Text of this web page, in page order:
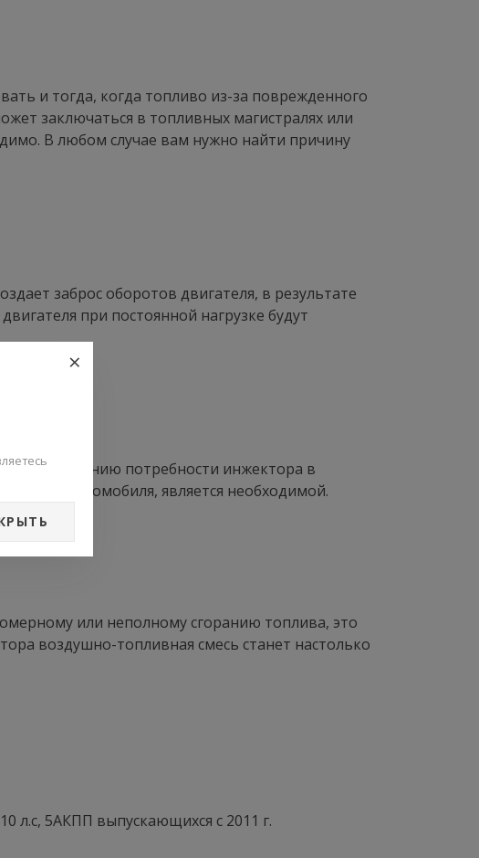
и тогда, когда топливо из-за поврежденного
заключаться в топливных магистралях или
В любом случае вам нужно найти причину
заброс оборотов двигателя, в результате
при постоянной нагрузке будут
к увеличению потребности инжектора в
ЭБУ автомобиля, является необходимой.
или неполному сгоранию топлива, это
воздушно-топливная смесь станет настолько
л.с, 5АКПП выпускающихся c 2011 г.
×